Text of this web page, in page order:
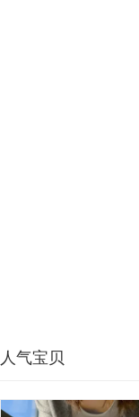
人气宝贝